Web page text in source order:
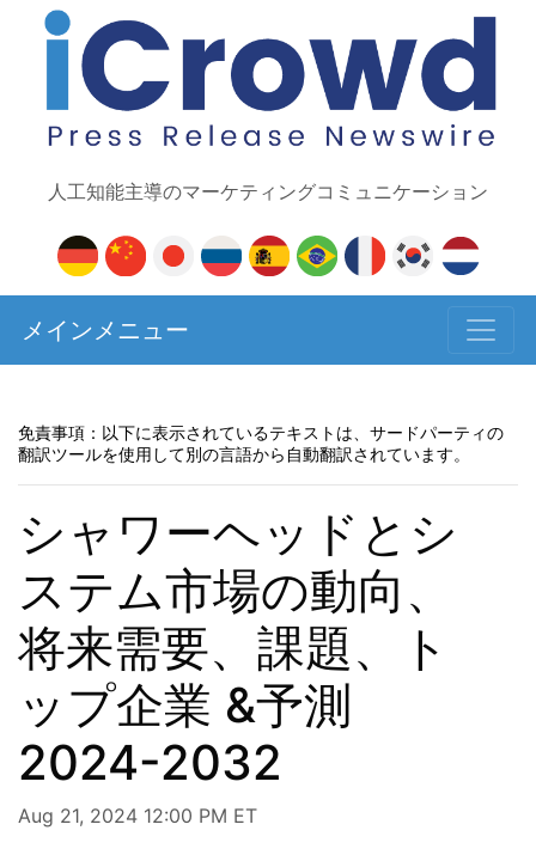
人工知能主導のマーケティングコミュニケーション
メインメニュー
免責事項：以下に表示されているテキストは、サードパーティの
翻訳ツールを使用して別の言語から自動翻訳されています。
シャワーヘッドとシ
ステム市場の動向、
将来需要、課題、ト
ップ企業 &予測
2024-2032
Aug 21, 2024 12:00 PM ET